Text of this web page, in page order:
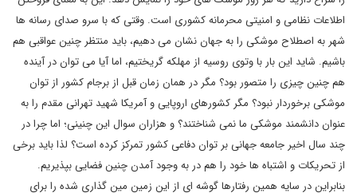
اطلاعات نظامی و امنیتی محرمانه کشوری است. وقتی که با سرو صدای رسانه ها
شهر به اصطلاح موشکی را به جهان نشان می دهیم، باید منتظر چنین عواقبی هم
باشیم. شاید این بار با وتوی روسیه از مهلکه گریختیم، اما آیا می توان در آینده
هم چنین چیزی را متصور بود؟ مگر در همان زمان قبل از برجام کشور از توان
موشکی برخوردار نبود؟ مگر کشورهای اروپایی و آمریکا شهید تهرانی مقدم را به
عنوان دانشمند موشکی ما نمی شناختند؟ و هزاران سوال این چنینی؛ اما چرا در
چند سال اخیر جامعه جهانی بر توان دفاعی کشور تمرکز کرده است؟ لذا باید برخی
از تحریکات و اشتباه ها خود را هم در به وجود آمدن چنین فضایی بپذیریم.
بنابراین در سایه همین رفتارها گوشه ای از این زمین مین گذاری شده را برای